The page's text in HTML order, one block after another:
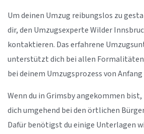
Um deinen Umzug reibungslos zu
dir, den Umzugsexperte Wilder
kontaktieren. Das erfahrene
unterstützt dich bei allen
bei deinem Umzugsprozess von Anfang
Wenn du in Grimsby angekommen
dich umgehend bei den örtlichen
Dafür benötigst du einige Unterlagen